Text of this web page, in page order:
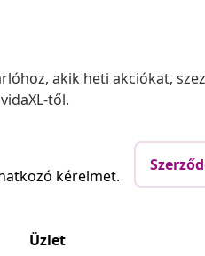
akik heti akciókat,
től.
kérelmet.
Üzlet